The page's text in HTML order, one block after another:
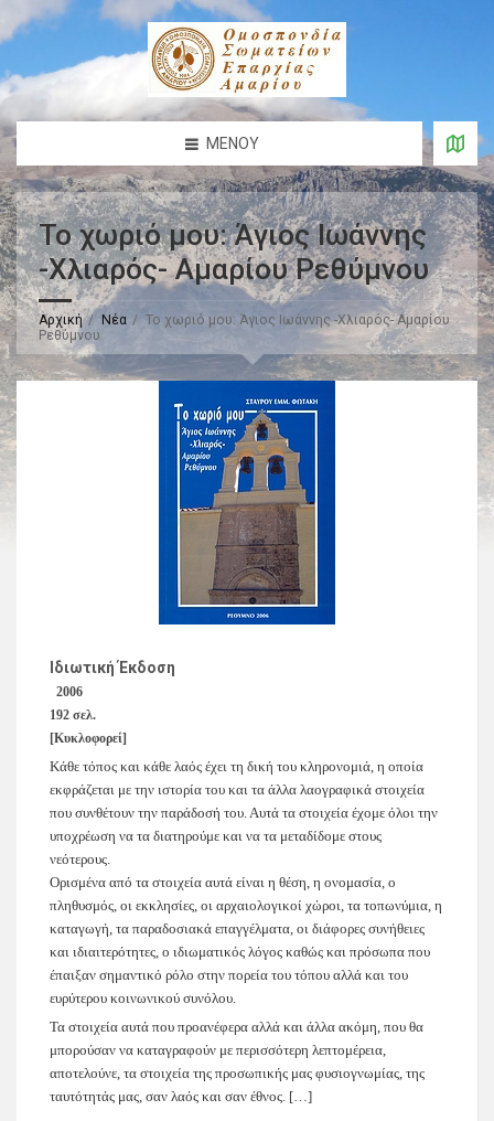
ΜΕΝΟΎ
Το χωριό μου: Άγιος Ιωάννης
-Χλιαρός- Αμαρίου Ρεθύμνου
Αρχική Νέα
Το χωριό μου: Άγιος Ιωάννης -Χλιαρός- Αμαρίου
Ρεθύμνου
Ιδιωτική Έκδοση
2006
192 σελ.
[Κυκλοφορεί]
Κάθε τόπος και κάθε λαός έχει τη δική του κληρονομιά, η οποία
εκφράζεται με την ιστορία του και τα άλλα λαογραφικά στοιχεία
που συνθέτουν την παράδοσή του. Αυτά τα στοιχεία έχομε όλοι την
υποχρέωση να τα διατηρούμε και να τα μεταδίδομε στους
νεότερους.
Ορισμένα από τα στοιχεία αυτά είναι η θέση, η ονομασία, ο
πληθυσμός, οι εκκλησίες, οι αρχαιολογικοί χώροι, τα τοπωνύμια, η
καταγωγή, τα παραδοσιακά επαγγέλματα, οι διάφορες συνήθειες
και ιδιαιτερότητες, ο ιδιωματικός λόγος καθώς και πρόσωπα που
έπαιξαν σημαντικό ρόλο στην πορεία του τόπου αλλά και του
ευρύτερου κοινωνικού συνόλου.
Τα στοιχεία αυτά που προανέφερα αλλά και άλλα ακόμη, που θα
μπορούσαν να καταγραφούν με περισσότερη λεπτομέρεια,
αποτελούνε, τα στοιχεία της προσωπικής μας φυσιογνωμίας, της
ταυτότητάς μας, σαν λαός και σαν έθνος. […]